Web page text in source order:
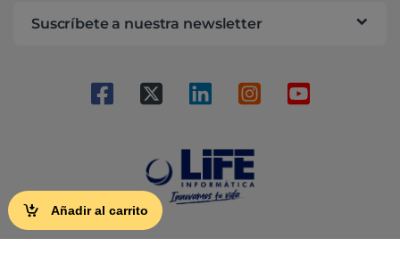
Añadir al carrito
Suscríbete a nuestra newsletter